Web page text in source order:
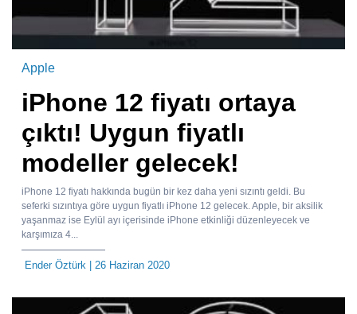
Apple
iPhone 12 fiyatı ortaya
çıktı! Uygun fiyatlı
modeller gelecek!
iPhone 12 fiyatı hakkında bugün bir kez daha yeni sızıntı geldi. Bu
seferki sızıntıya göre uygun fiyatlı iPhone 12 gelecek. Apple, bir aksilik
yaşanmaz ise Eylül ayı içerisinde iPhone etkinliği düzenleyecek ve
karşımıza 4...
Ender Öztürk | 26 Haziran 2020